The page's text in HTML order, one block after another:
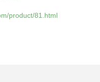
product/81.html